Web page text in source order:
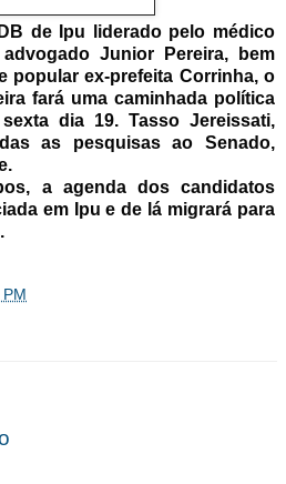
de Ipu liderado pelo médico
Junior Pereira, bem
popular ex-prefeita Corrinha, o
fará uma caminhada política
dia 19. Tasso Jereissati,
as pesquisas ao Senado,
a agenda dos candidatos
em Ipu e de lá migrará para